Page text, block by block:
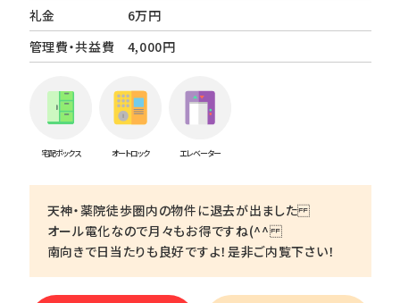
礼金
6万円
管理費・共益費
4,000円
宅配ボックス オートロック エレベーター
天神・薬院徒歩圏内の物件に退去が出ました
オール電化なので月々もお得ですね(^^
南向きで日当たりも良好ですよ！是非ご内覧下さい！